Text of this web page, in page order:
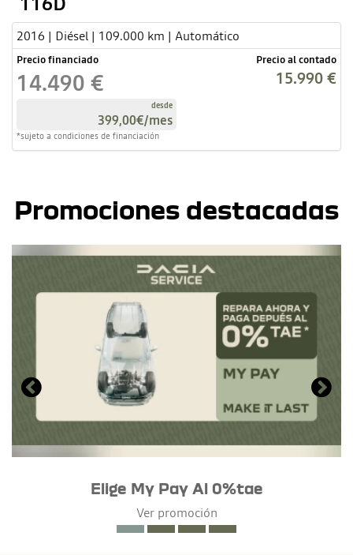
2016 | Diésel | 109.000 km | Automático
Precio financiado
14.490 €
desde
399,00€/mes
*sujeto a condiciones de financiación
Precio al contado
15.990 €
Promociones destacadas
Elige My Pay Al 0%tae
Ver promoción